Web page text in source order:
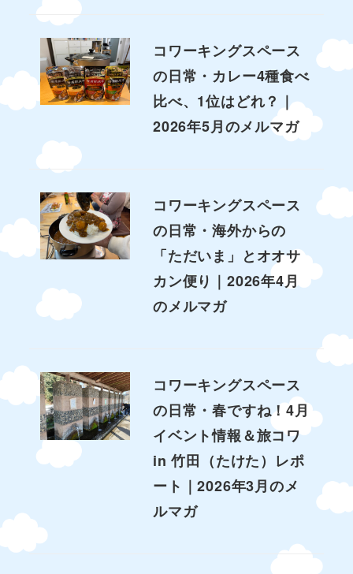
コワーキングスペース
の日常・カレー4種食べ
比べ、1位はどれ？｜
2026年5月のメルマガ
コワーキングスペース
の日常・海外からの
「ただいま」とオオサ
カン便り｜2026年4月
のメルマガ
コワーキングスペース
の日常・春ですね！4月
イベント情報＆旅コワ
in 竹田（たけた）レポ
ート｜2026年3月のメ
ルマガ